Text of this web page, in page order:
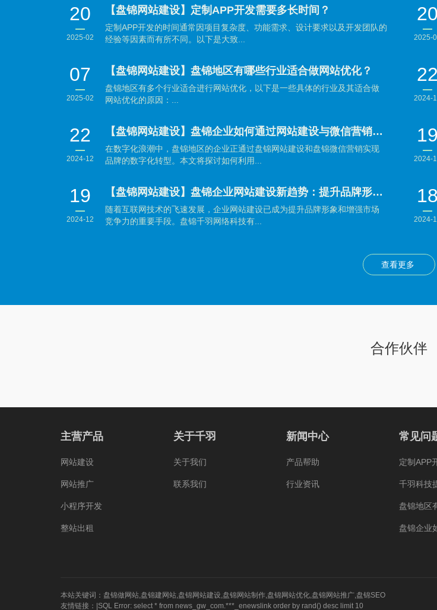
20
2025-02
【盘锦网站建设】定制APP开发需要多长时间？
定制APP开发的时间通常因项目复杂度、功能需求、设计要求以及开发团队的
经验等因素而有所不同。以下是大致...
20
2025-
07
2025-02
【盘锦网站建设】盘锦地区有哪些行业适合做网站优化？
盘锦地区有多个行业适合进行网站优化，以下是一些具体的行业及其适合做
网站优化的原因：...
22
2024-
22
2024-12
【盘锦网站建设】盘锦企业如何通过网站建设与微信营销实现数字化转型？
在数字化浪潮中，盘锦地区的企业正通过盘锦网站建设和盘锦微信营销实现
品牌的数字化转型。本文将探讨如何利用...
19
2024-
19
2024-12
【盘锦网站建设】盘锦企业网站建设新趋势：提升品牌形象与用户体验并重
随着互联网技术的飞速发展，企业网站建设已成为提升品牌形象和增强市场
竞争力的重要手段。盘锦千羽网络科技有...
18
2024-
查看更多
合作伙伴
主营产品
网站建设
网站推广
小程序开发
整站出租
关于千羽
关于我们
联系我们
新闻中心
产品帮助
行业资讯
常见问
定制APP
千羽科技
盘锦地区
盘锦企业
本站关键词： 盘锦做网站,盘锦建网站,盘锦网站建设,盘锦网站制作,盘锦网站优化,盘锦网站推广,盘锦SEO
友情链接：|SQL Error: select * from news_gw_com.***_enewslink order by rand() desc limit 10